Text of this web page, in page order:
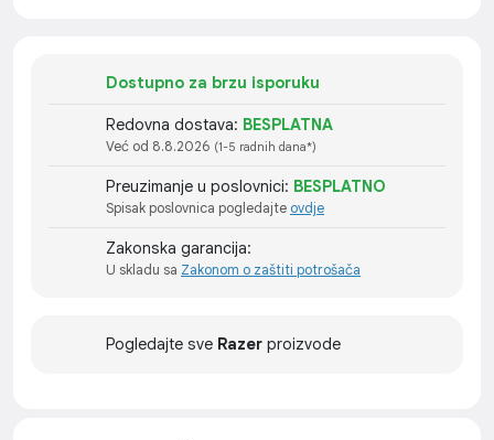
Dostupno za brzu isporuku
Redovna dostava: BESPLATNA
Već od 8.8.2026 (1-5 radnih dana*)
Preuzimanje u poslovnici: BESPLATNO
Spisak poslovnica pogledajte ovdje
Zakonska garancija:
U skladu sa Zakonom o zaštiti potrošača
Pogledajte sve Razer proizvode